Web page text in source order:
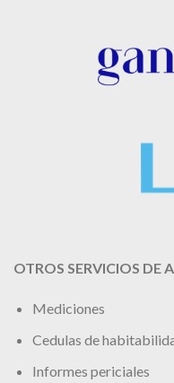
OTROS SERVICIOS DE
Mediciones
Cedulas de
Informes periciales